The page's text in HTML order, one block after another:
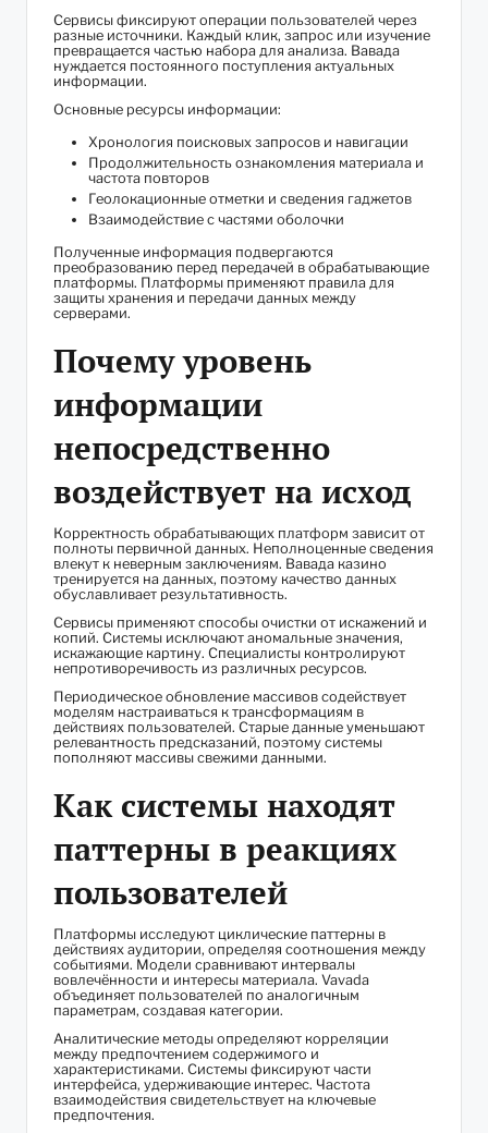
Сервисы фиксируют операции пользователей через
разные источники. Каждый клик, запрос или изучение
превращается частью набора для анализа. Вавада
нуждается постоянного поступления актуальных
информации.
Основные ресурсы информации:
Хронология поисковых запросов и навигации
Продолжительность ознакомления материала и
частота повторов
Геолокационные отметки и сведения гаджетов
Взаимодействие с частями оболочки
Полученные информация подвергаются
преобразованию перед передачей в обрабатывающие
платформы. Платформы применяют правила для
защиты хранения и передачи данных между
серверами.
Почему уровень
информации
непосредственно
воздействует на исход
Корректность обрабатывающих платформ зависит от
полноты первичной данных. Неполноценные сведения
влекут к неверным заключениям. Вавада казино
тренируется на данных, поэтому качество данных
обуславливает результативность.
Сервисы применяют способы очистки от искажений и
копий. Системы исключают аномальные значения,
искажающие картину. Специалисты контролируют
непротиворечивость из различных ресурсов.
Периодическое обновление массивов содействует
моделям настраиваться к трансформациям в
действиях пользователей. Старые данные уменьшают
релевантность предсказаний, поэтому системы
пополняют массивы свежими данными.
Как системы находят
паттерны в реакциях
пользователей
Платформы исследуют циклические паттерны в
действиях аудитории, определяя соотношения между
событиями. Модели сравнивают интервалы
вовлечённости и интересы материала. Vavada
объединяет пользователей по аналогичным
параметрам, создавая категории.
Аналитические методы определяют корреляции
между предпочтением содержимого и
характеристиками. Системы фиксируют части
интерфейса, удерживающие интерес. Частота
взаимодействия свидетельствует на ключевые
предпочтения.